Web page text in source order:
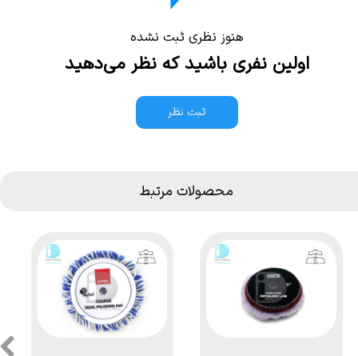
هنوز نظری ثبت نشده
اولین نفری باشید که نظر می‌دهید
ثبت نظر
محصولات مرتبط